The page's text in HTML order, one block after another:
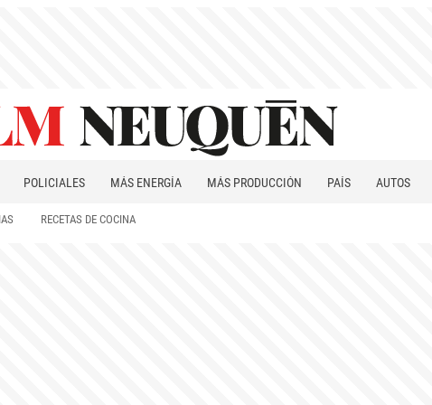
POLICIALES MÁS ENERGÍA MÁS PRODUCCIÓN PAÍS AUTOS
RECETAS DE COCINA